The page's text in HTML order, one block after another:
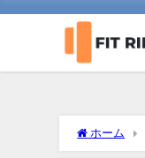
ホーム